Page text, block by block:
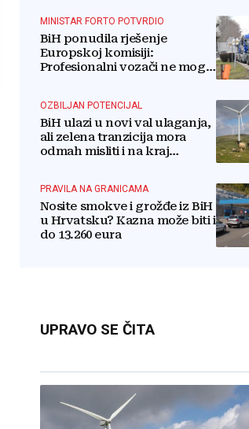
MINISTAR FORTO POTVRDIO
BiH ponudila rješenje
Europskoj komisiji:
Profesionalni vozači ne mogu
OZBILJAN POTENCIJAL
BiH ulazi u novi val ulaganja,
ali zelena tranzicija mora
odmah misliti i na kraj
PRAVILA NA GRANICAMA
Nosite smokve i grožđe iz BiH
u Hrvatsku? Kazna može biti i
do 13.260 eura
UPRAVO SE ČITA